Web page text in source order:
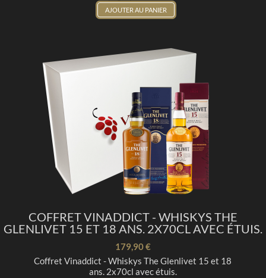
AJOUTER AU PANIER
COFFRET VINADDICT - WHISKYS THE
GLENLIVET 15 ET 18 ANS. 2X70CL AVEC ÉTUIS.
179,90 €
Coffret Vinaddict - Whiskys The Glenlivet 15 et 18
ans. 2x70cl avec étuis.